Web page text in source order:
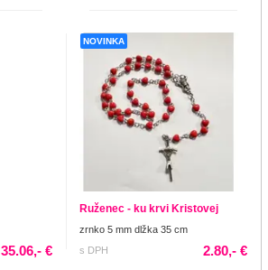
35.06,- €
NOVINKA
Ruženec - ku krvi Kristovej
zrnko 5 mm dlžka 35 cm
s DPH
2.80,- €